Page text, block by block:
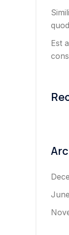
Est